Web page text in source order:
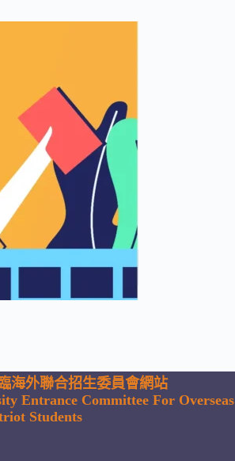
海外聯合招生委員會網站
Entrance Committee For Overseas
Students